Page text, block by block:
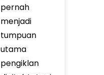
pernah
menjadi
tumpuan
utama
pengiklan